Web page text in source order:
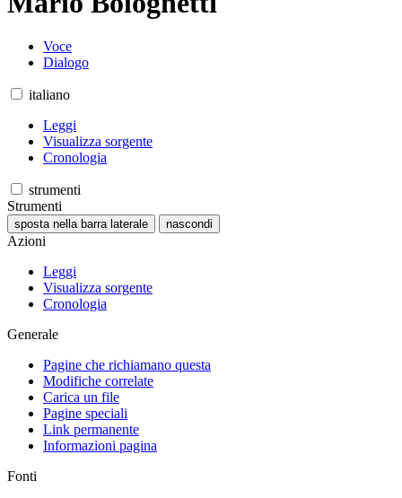
Voce
Dialogo
italiano
Leggi
Visualizza sorgente
Cronologia
strumenti
Strumenti
sposta nella barra laterale nascondi
Azioni
Leggi
Visualizza sorgente
Cronologia
Generale
Pagine che richiamano questa
Modifiche correlate
Carica un file
Pagine speciali
Link permanente
Informazioni pagina
Fonti